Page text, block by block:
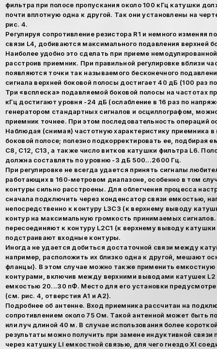
фильтра при полосе пропускания около 100 кГц катушки
почти вплотную одна к другой. Так они установлены на
рис. 4.
Регулируя сопротивление резистора R1 и немного изменяя
связи L4, добиваются максимального подавления верхней
Наиболее удобно это сделать при приеме
расстроив приемник. При правильной регулировке вблизи
появляются точки так называемого бесконечного
сигнала верхней боковой полосы достигает 40 дБ (100 раз
Три «всплеска» подавляемой боковой полосы на частотах
кГц достигают уровня -24 дБ (ослабление в 16 раз по
генератором стандартных сигналов и осциллографом,
приемник точнее. При этом последовательность операций
Наблюдая (снимая) частотную характеристику приемника
боковой полосе; полезно подкорректировать ее, подбирая
С8, С12, С13, а также число витков катушки фильтра L6.
должна составлять по уровню -3 дБ 500...2600 Гц.
При регулировке не всегда удается принять сигналы
работающих в 160-метровом диапазоне, особенно в том
контуры сильно расстроены. Для облегчения процесса
сначала подключить через конденсатор связи емкостью,
непосредственно к контуру L3C3 (к верхнему выводу
контур на максимальную громкость принимаемых
пересоединяют к контуру L2C1 (к верхнему выводу
подстраивают входные контуры.
Иногда не удается добиться достаточной связи между
например, расположить их близко одна к другой, мешают
фланцы). В этом случае можно также применить
контурами, включив между верхними выводами катушек L2
емкостью 20...30 пФ. Место для его установки
(см. рис. 4, отверстия А1 и А2).
Подробнее об антенне. Вход приемника рассчитан на
сопротивлением около 75 Ом. Такой антенной может быть
или луч длиной 40 м. В случае использования более
результаты можно получить при замене индуктивной связи
через катушку LI емкостной связью, для чего гнездо XI